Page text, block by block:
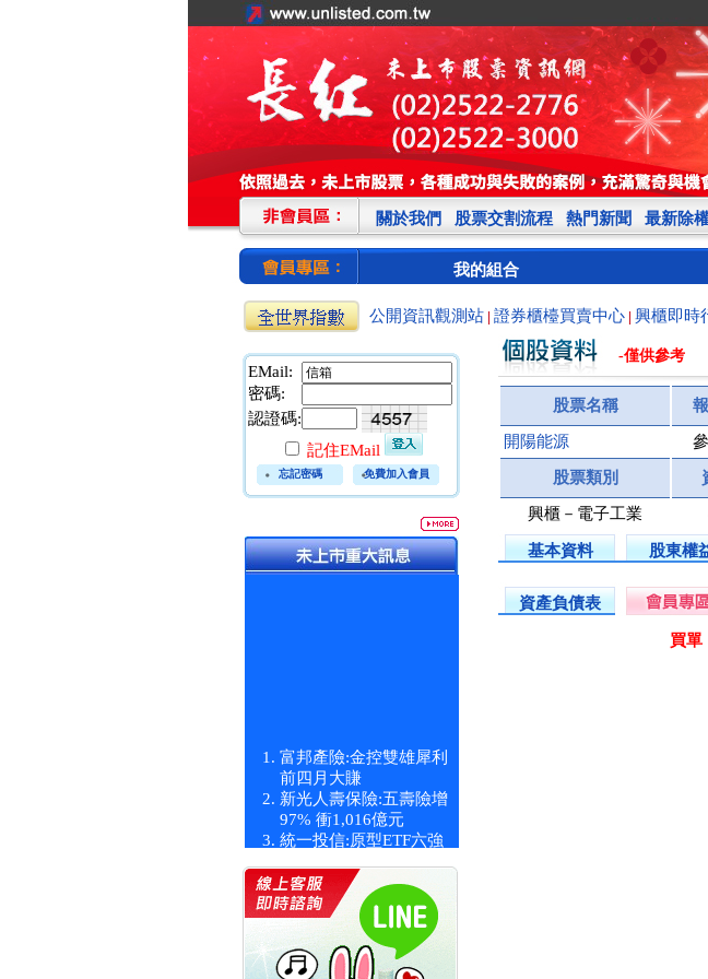
關於我們 股票交割流程 熱門新聞 最新除
我的組合
公開資訊觀測站 證券櫃檯買賣中心 興櫃即時
EMail:
密碼:
認證碼:
記住EMail
忘記密碼 免費加入會員
富邦產險:金控雙雄犀利
前四月大賺
新光人壽保險:五壽險增
97% 衝1,016億元
統一投信:原型ETF六強
漲逾九成
統一投信:主動式ETF溢
價 被盯上
新光人壽保險:新壽Q1外
價金將達996億
宇辰系統科技:宇辰業績
-僅供參考
股票名稱
開陽能源
股票類別
興櫃－電子工業
基本資料 股東權
資產負債表
買單